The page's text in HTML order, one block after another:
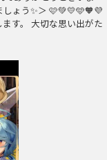
ょう✨＞ 🩷💚💛🩵🧡💜
す。 大切な思い出がた